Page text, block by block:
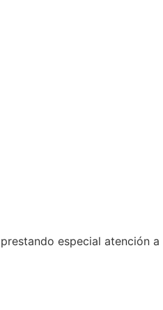
especial atención